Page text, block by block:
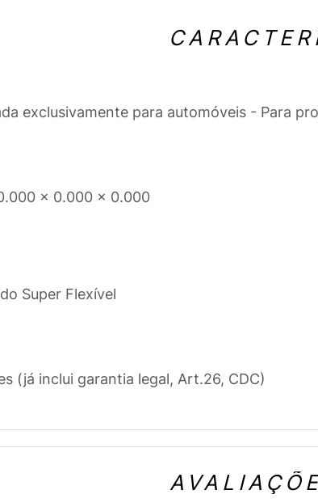
exclusivamente para automóveis - Para
x 0.000 x 0.000
Super Flexível
(já inclui garantia legal, Art.26, CDC)